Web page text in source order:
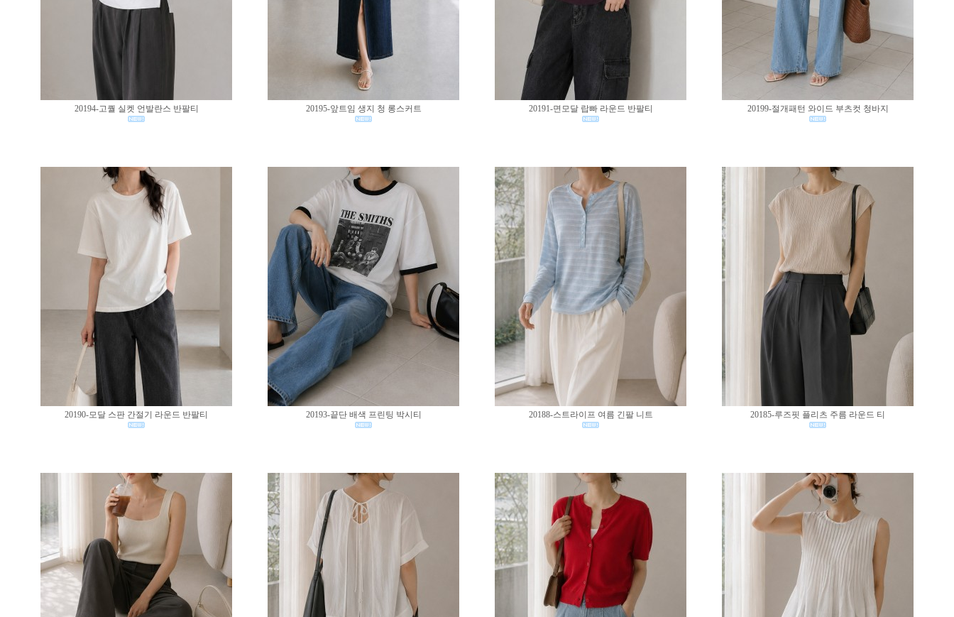
20194-고퀄 실켓 언발란스 반팔티 20195-앞트임 생지 청 롱스커트 20191-면모달 랍빠 라운드 반팔티 20199-절개패턴 와이드 부츠컷 청바지
20190-모달 스판 간절기 라운드 반팔티 20193-끝단 배색 프린팅 박시티 20188-스트라이프 여름 긴팔 니트 20185-루즈핏 플리츠 주름 라운드 티